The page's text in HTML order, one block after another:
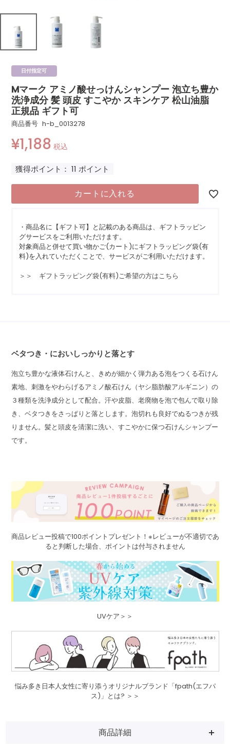
日付指定可
Mマーク アミノ酸せっけんシャンプー 泡立ち豊か
洗浄成分 髪 頭皮 すこやか スキンケア 松山油脂
正規品 ギフト可
商品番号 h-b_0013278
¥1,188 税込
獲得ポイント： 11 ポイント
カートに入れる
・商品名に【ギフト可】と記載のある商品は、ギフトラッピン
グサービスをご利用いただけます。
対象商品と併せて買い物かご(カート)にギフトラッピング袋(有
料)を入れていただくことで、サービスがご利用いただけます。
＞＞ ギフトラッピング袋(有料)ご希望の方はこちら
ベタつき・においしっかりと落とす
泡立ち豊かな液体石けんと、きめが細かく弾力ある泡をつくる石けん
素地、刺激をやわらげるアミノ酸石けん（ヤシ脂肪酸アルギニン）の
３種類を洗浄成分として配合。汗や皮脂、老廃物を泡で包んで取り除
き、ベタつきをさっぱりと落とします。泡切れも良好でぬるつきが残
りません。髪と頭皮を清潔に洗い、すこやかに保つ石けんシャンプー
です。
商品レビュー投稿で100ポイントプレゼント！※レビューが不適切であ
ると判断した場合、ポイントは付与されません
UVケア＞＞
悩み多き日本人女性に寄り添うオリジナルブランド「fpath(エフパ
ス)」とは? ＞＞
商品詳細